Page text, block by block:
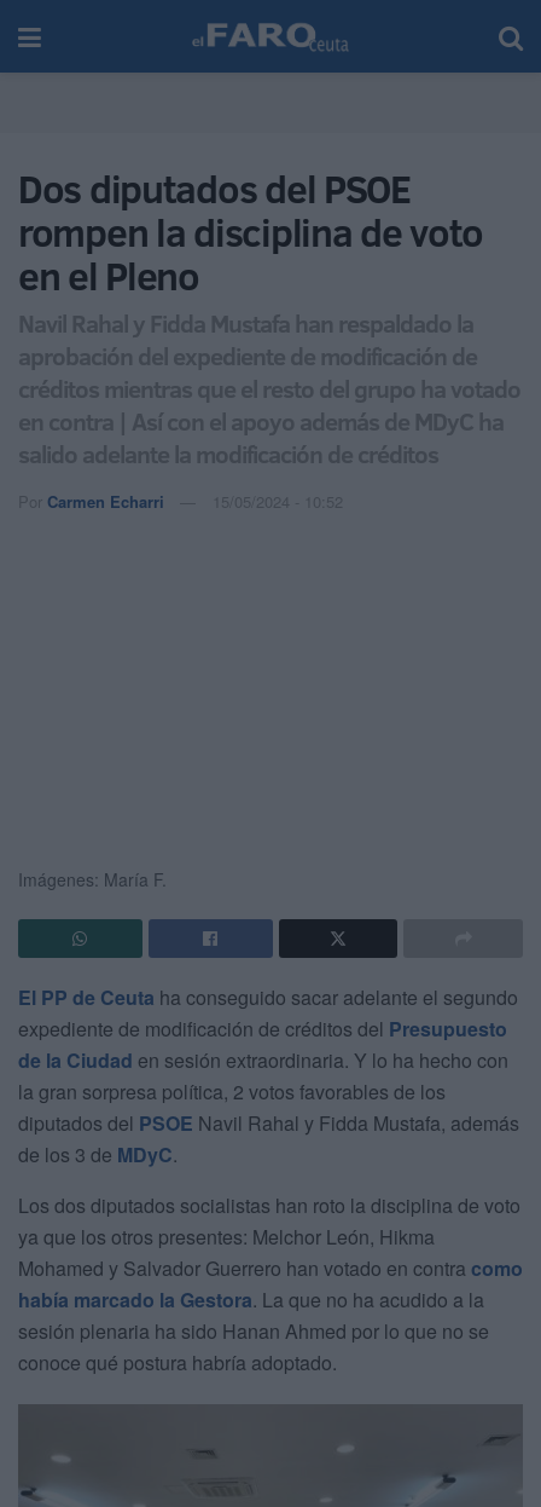
Dos diputados del PSOE
rompen la disciplina de voto
en el Pleno
Navil Rahal y Fidda Mustafa han respaldado la
aprobación del expediente de modificación de
créditos mientras que el resto del grupo ha votado
en contra | Así con el apoyo además de MDyC ha
salido adelante la modificación de créditos
Por Carmen Echarri 15/05/2024 - 10:52
Imágenes: María F.
El PP de Ceuta ha conseguido sacar adelante el segundo
expediente de modificación de créditos del Presupuesto
de la Ciudad en sesión extraordinaria. Y lo ha hecho con
la gran sorpresa política, 2 votos favorables de los
diputados del PSOE Navil Rahal y Fidda Mustafa, además
de los 3 de MDyC.
Los dos diputados socialistas han roto la disciplina de voto
ya que los otros presentes: Melchor León, Hikma
Mohamed y Salvador Guerrero han votado en contra como
había marcado la Gestora. La que no ha acudido a la
sesión plenaria ha sido Hanan Ahmed por lo que no se
conoce qué postura habría adoptado.